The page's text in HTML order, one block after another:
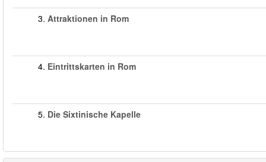
3. Attraktionen in Rom
4. Eintrittskarten in Rom
5. Die Sixtinische Kapelle